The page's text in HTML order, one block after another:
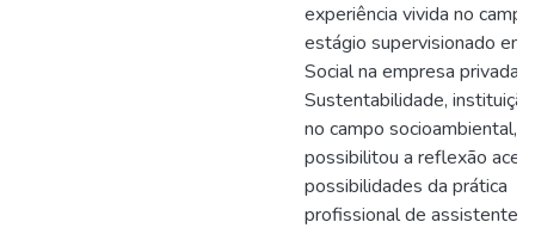
experiência vivida no
estágio supervisionado em
Social na empresa privada
Sustentabilidade,
no campo socioambiental,
possibilitou a reflexão
possibilidades da prática
profissional de assistentes